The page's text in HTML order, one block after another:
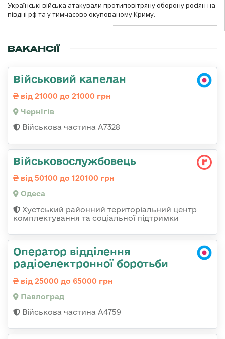
Українські війська атакували протиповітряну оборону росіян на
півдні рф та у тимчасово окупованому Криму.
ВАКАНСІЇ
Військовий капелан
від 21000 до 21000 грн
Чернігів
Військова частина А7328
Військовослужбовець
від 50100 до 120100 грн
Одеса
Хустський районний територіальний центр
комплектування та соціальної підтримки
Оператор відділення
радіоелектронної боротьби
від 25000 до 65000 грн
Павлоград
Військова частина А4759